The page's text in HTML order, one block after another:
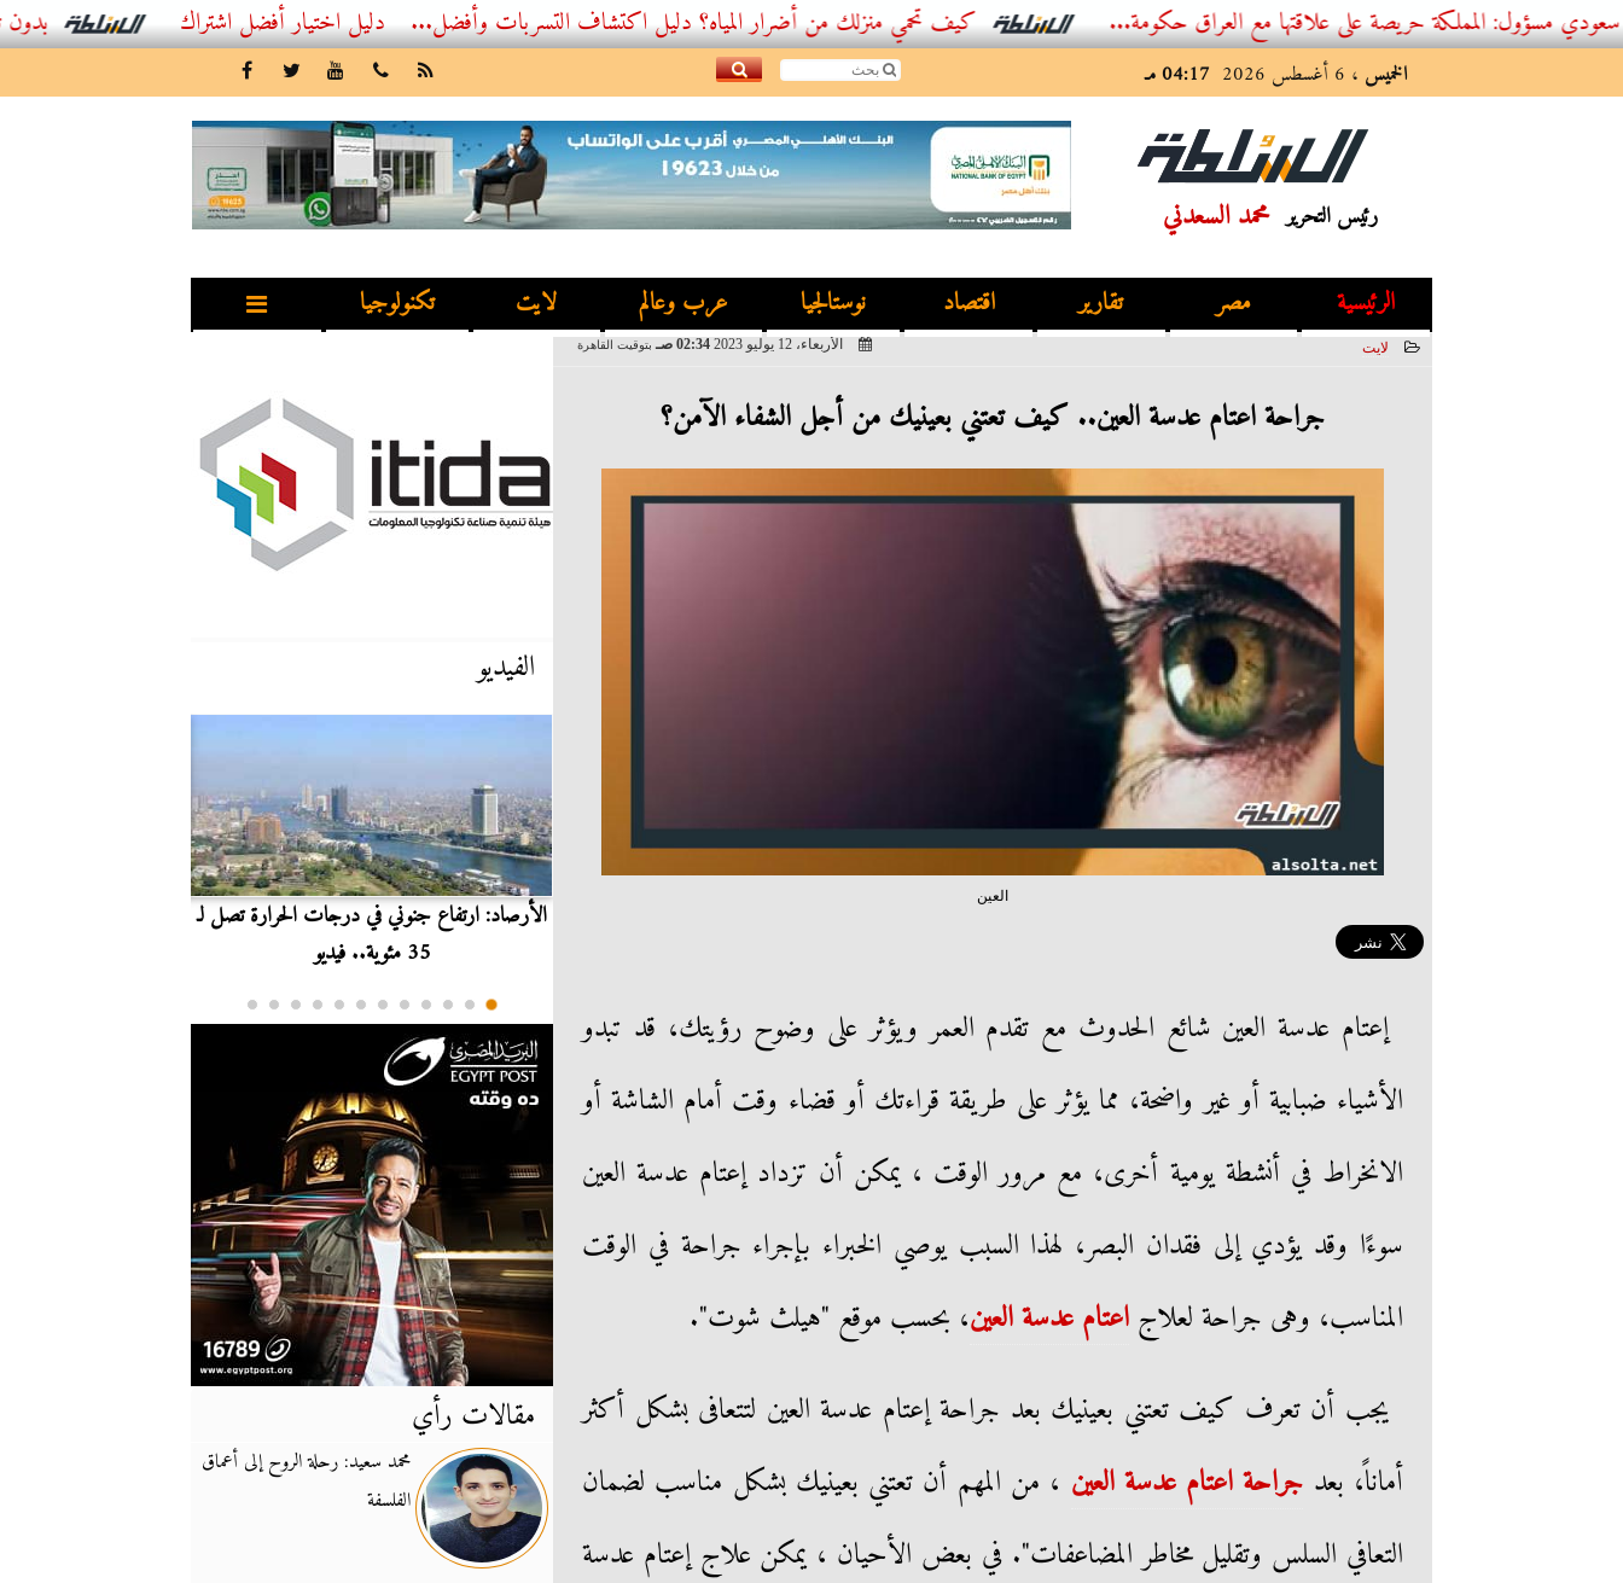
أفضل اشتراك IPTV بدون تقطيع 2026 – دليل المشاهد العصري المملكة حريصة على علاقتها مع العراق حكومة... كيف تحمي منزلك من أضرار المياه؟ دليل اكتشاف التسربات وأفضل...
الخميس ، 6 أغسطس 2026 04:17 مـ
رئيس التحرير محمد السعدني
الرئيسية مصر تقارير اقتصاد نوستالجيا عرب وعالم لايت تكنولوجيا
لايت الأربعاء، 12 يوليو 2023 02:34 صـ بتوقيت القاهرة
جراحة اعتام عدسة العين.. كيف تعتني بعينيك من أجل الشفاء الآمن؟
العين
إعتام عدسة العين شائع الحدوث مع تقدم العمر ويؤثر على وضوح رؤيتك، قد تبدو
الأشياء ضبابية أو غير واضحة، مما يؤثر على طريقة قراءتك أو قضاء وقت أمام الشاشة أو
الانخراط في أنشطة يومية أخرى، مع مرور الوقت ، يمكن أن تزداد إعتام عدسة العين
سوءًا وقد يؤدي إلى فقدان البصر، لهذا السبب يوصي الخبراء بإجراء جراحة في الوقت
المناسب، وهى جراحة لعلاجاعتام عدسة العين، بحسب موقع "هيلث شوت".
يجب أن تعرف كيف تعتني بعينيك بعد جراحة إعتام عدسة العين لتتعافى بشكل أكثر
أماناً، بعد جراحة اعتام عدسة العين ، من المهم أن تعتني بعينيك بشكل مناسب لضمان
التعافي السلس وتقليل مخاطر المضاعفات". في بعض الأحيان ، يمكن علاج إعتام عدسة
الفيديو
الأرصاد: ارتفاع جنوني في درجات الحرارة تصل لـ
35 مئوية.. فيديو
مقالات رأي
محمد سعيد: رحلة الروح إلى أعماق
الفلسفة